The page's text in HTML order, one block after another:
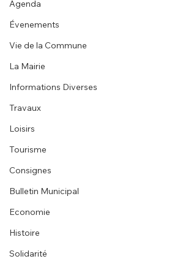
Agenda
Évenements
Vie de la Commune
La Mairie
Informations Diverses
Travaux
Loisirs
Tourisme
Consignes
Bulletin Municipal
Economie
Histoire
Solidarité